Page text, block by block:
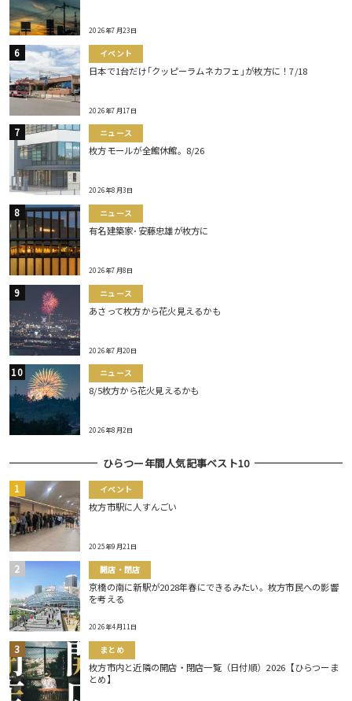
2026年7月23日
イベント
日本で1台だけ｢クッピーラムネカフェ｣が枚方に！7/18
2026年7月17日
ニュース
枚方モールが全館休館。8/26
2026年8月3日
ニュース
有名建築家･安藤忠雄が枚方に
2026年7月8日
ニュース
あさって枚方から花火見えるかも
2026年7月20日
ニュース
8/5枚方から花火見えるかも
2026年8月2日
ひらつー年間人気記事ベスト10
イベント
枚方市駅に人すんごい
2025年9月21日
開店・閉店
京橋の南に新駅が2028年春にできるみたい。枚方市民への影響
を考える
2026年4月11日
まとめ
枚方市内と近隣の開店・閉店一覧（日付順）2026【ひらつーま
とめ】